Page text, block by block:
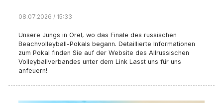
08.07.2026 / 15:33
Unsere Jungs in Orel, wo das Finale des russischen
Beachvolleyball-Pokals begann. Detaillierte Informationen
zum Pokal finden Sie auf der Website des Allrussischen
Volleyballverbandes unter dem Link Lasst uns für uns
anfeuern!